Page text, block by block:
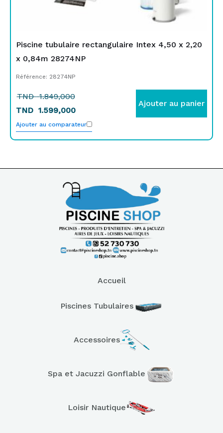
Piscine tubulaire rectangulaire Intex 4,50 x 2,20
x 0,84m 28274NP
Référence: 28274NP
TND1.849,000
TND 1.599,000
Ajouter au panier
Ajouter au comparateur
Accueil
Piscines Tubulaires
Accessoires
Spa et Jacuzzi Gonflable
Loisir Nautique